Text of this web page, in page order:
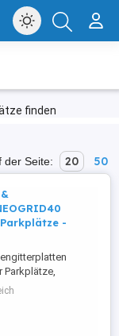
finden
der Seite: 20 50
-
Parkplätze,
stark belastete
private,